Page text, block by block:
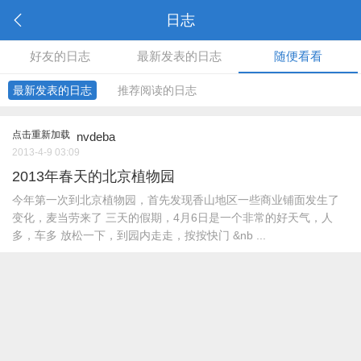
日志
好友的日志 最新发表的日志 随便看看
最新发表的日志 推荐阅读的日志
点击重新加载 nvdeba
2013-4-9 03:09
2013年春天的北京植物园
今年第一次到北京植物园，首先发现香山地区一些商业铺面发生了
变化，麦当劳来了 三天的假期，4月6日是一个非常的好天气，人
多，车多 放松一下，到园内走走，按按快门 &nb ...